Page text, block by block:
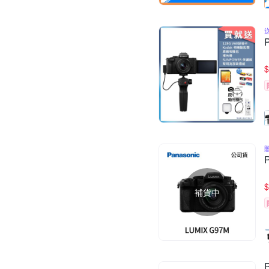
$
補貨中 $